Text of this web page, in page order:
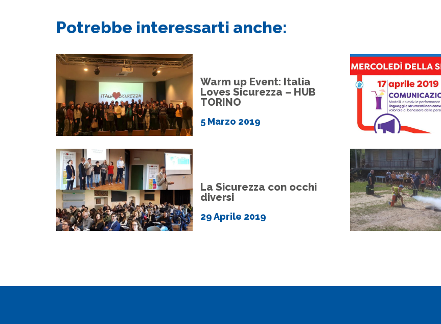
Potrebbe interessarti anche:
Warm up Event: Italia
Loves Sicurezza – HUB
TORINO
5 Marzo 2019
La Sicurezza con occhi
diversi
29 Aprile 2019